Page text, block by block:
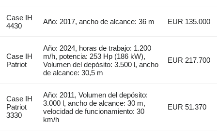
Case IH
4430
Año: 2017, ancho de alcance: 36 m EUR 135.000
Case IH
Patriot
Año: 2024, horas de trabajo: 1.200
m/h, potencia: 253 Hp (186 kW),
Volumen del depósito: 3.500 l, ancho
de alcance: 30,5 m
EUR 217.700
Case IH
Patriot
3330
Año: 2011, Volumen del depósito:
3.000 l, ancho de alcance: 30 m,
velocidad de funcionamiento: 30
km/h
EUR 51.370